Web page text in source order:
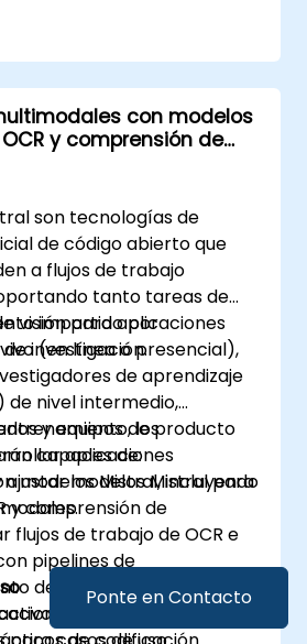
Ponte en Contacto
con modelos
y comprensión de
son tecnologías de
de código abierto que
a flujos de trabajo
tanto tareas de
visión para aplicaciones
investigación.
impartido por
(en línea o presencial),
de aprendizaje
de nivel intermedio,
y equipos de producto
aplicaciones
modelos Mistral, incluyendo
y comprensión de
los
capaces de:
ajustar modelos Mistral para
flujos de trabajo de OCR e
pipelines de
de lenguaje natural (NLP).
de comprensión de
y discusión.